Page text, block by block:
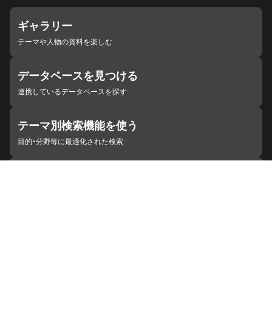
ギャラリー
テーマや人物の資料を楽しむ
データベースを見つける
連携しているデータベースを探す
テーマ別検索機能を使う
目的・分野毎に最適化された検索